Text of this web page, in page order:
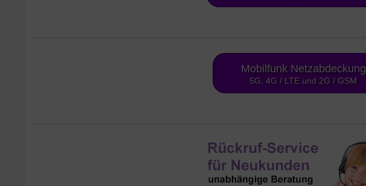
Mobilfunk Netzabdeckung
5G, 4G / LTE und 2G / GSM